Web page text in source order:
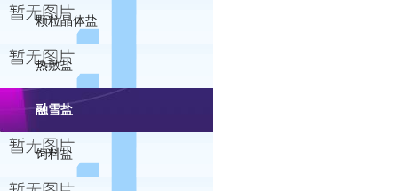
颗粒晶体盐
热敷盐
融雪盐
饲料盐